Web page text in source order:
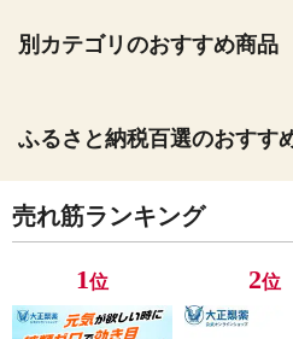
別カテゴリのおすすめ商品
ふるさと納税百選のおすす
売れ筋ランキング
1位 2位